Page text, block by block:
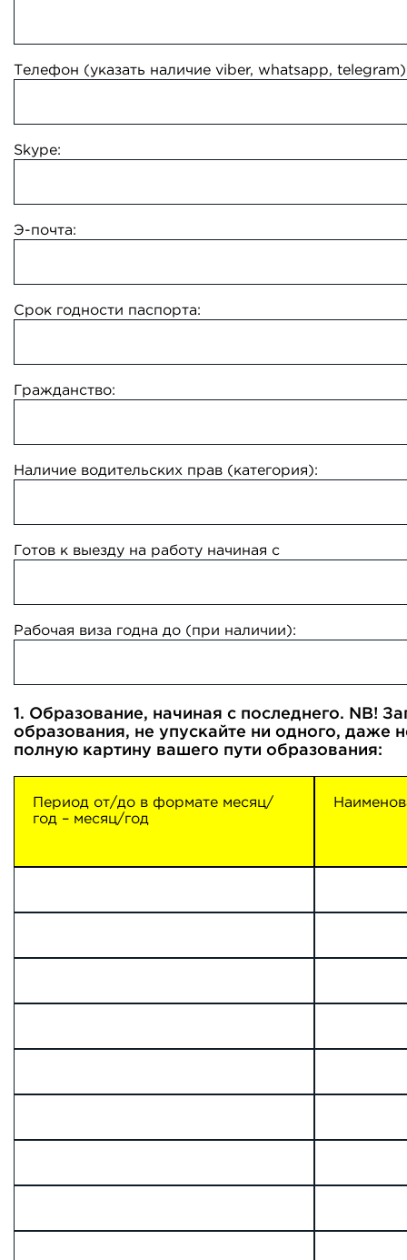
Телефон (указать наличие viber, whatsapp,
Skype:
Э-почта:
Срок годности паспорта:
Гражданство:
Наличие водительских прав (категория):
Готов к выезду на работу начиная с
Рабочая виза годна до (при наличии):
1. Образование, начиная с последнего. NB!
образования, не упускайте ни одного,
полную картину вашего пути образования:
Период от/до в формате месяц/
год – месяц/год